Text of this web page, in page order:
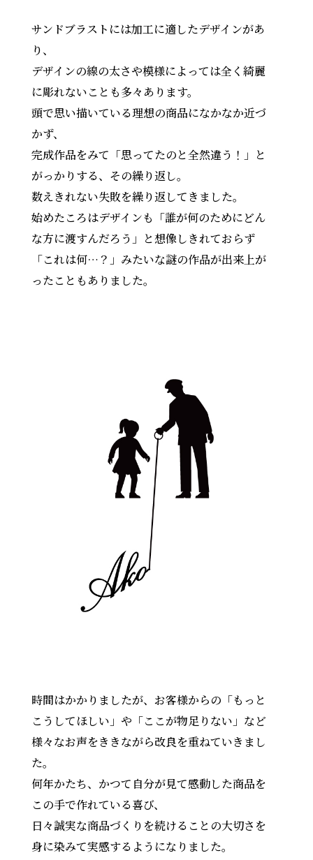
サンドブラストには加工に適したデザインがあ
り、
デザインの線の太さや模様によっては全く綺麗
に彫れないことも多々あります。
頭で思い描いている理想の商品になかなか近づ
かず、
完成作品をみて「思ってたのと全然違う！」と
がっかりする、その繰り返し。
数えきれない失敗を繰り返してきました。
始めたころはデザインも「誰が何のためにどん
な方に渡すんだろう」と想像しきれておらず
「これは何…？」みたいな謎の作品が出来上が
ったこともありました。
時間はかかりましたが、お客様からの「もっと
こうしてほしい」や「ここが物足りない」など
様々なお声をききながら改良を重ねていきまし
た。
何年かたち、かつて自分が見て感動した商品を
この手で作れている喜び、
日々誠実な商品づくりを続けることの大切さを
身に染みて実感するようになりました。